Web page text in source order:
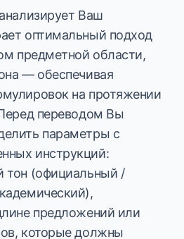
Ваш
оптимальный подход
предметной области,
— обеспечивая
на протяжении
переводом Вы
параметры с
инструкций:
тон (официальный /
предложений или
которые должны